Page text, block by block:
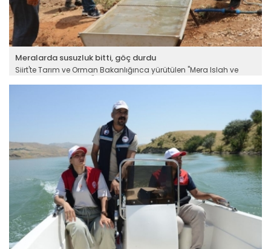
Meralarda susuzluk bitti, göç durdu
Siirt'te Tarım ve Orman Bakanlığınca yürütülen "Mera Islah ve
Amenajman Projeleri" kapsamında açılan sondaj kuyuları, güneş
enerjili su sistemleri, süt sağım alanları ve çoban barınakları
hayvancılık yapıyor. Altyapısı güçlendirilen meralar verimliliği
artırırken, yetiştiricilerin uzak yaylalara göç etme zorunluluğunu